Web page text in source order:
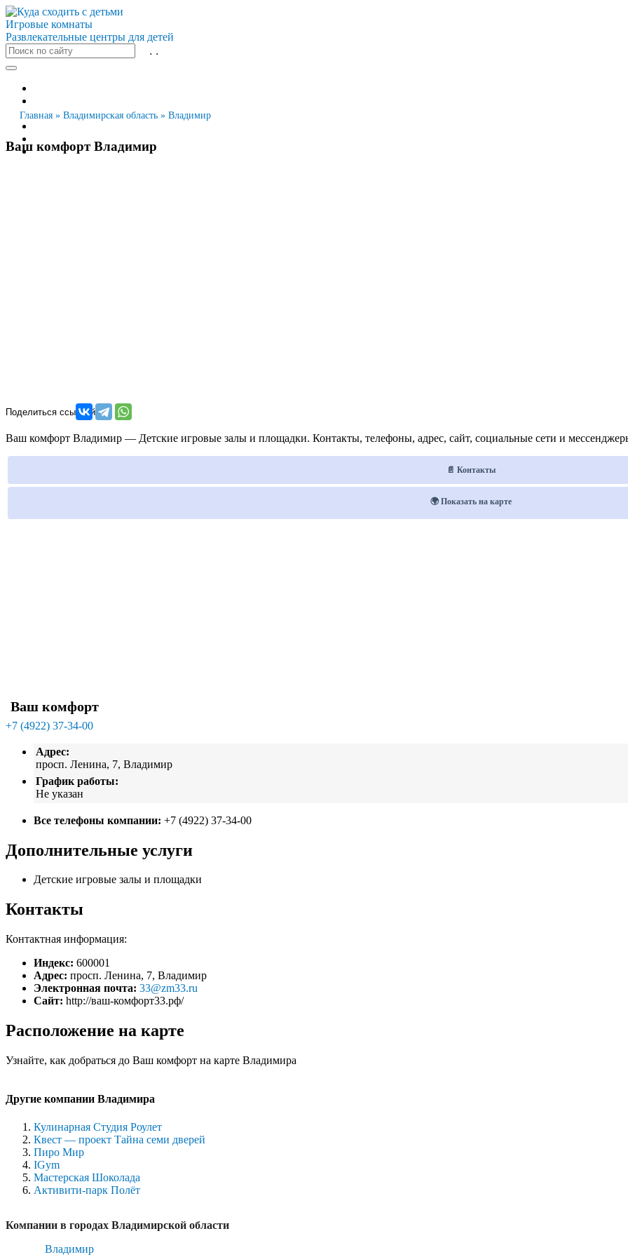
Игровые комнаты
Развлекательные центры для детей
Санкт-Петербург
Казань
Главная » Владимирская область » Владимир
Ваш комфорт Владимир
Ваш комфорт Владимир — Детские игровые залы и площадки. Контакты, телефоны, адрес, сайт, социальные сети и
📄 Контакты
🌍 Показать на карте
Ваш комфорт
+7 (4922) 37-34-00
Адрес:
просп. Ленина, 7, Владимир
График работы:
Не указан
Все телефоны компании: +7 (4922) 37-34-00
Дополнительные услуги
Детские игровые залы и площадки
Контакты
Контактная информация:
Индекс: 600001
Адрес: просп. Ленина, 7, Владимир
Электронная почта: 33@zm33.ru
Сайт: http://ваш-комфорт33.рф/
Расположение на карте
Узнайте, как добраться до Ваш комфорт на карте Владимира
Другие компании Владимира
Кулинарная Студия Роулет
Квест — проект Тайна семи дверей
Пиро Мир
IGym
Мастерская Шоколада
Активити-парк Полёт
Компании в городах Владимирской области
Владимир